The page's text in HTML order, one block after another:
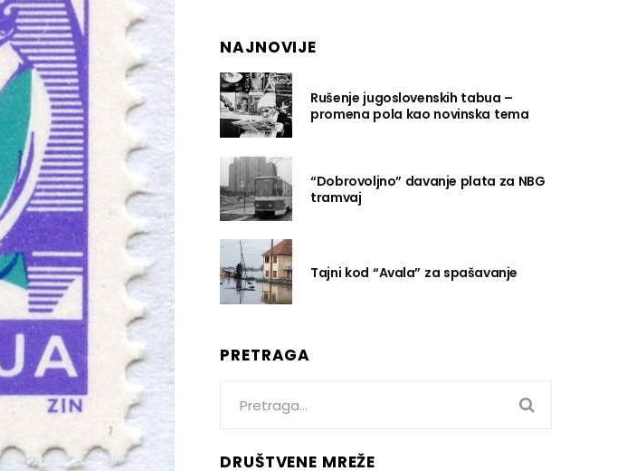
NAJNOVIJE
Rušenje jugoslovenskih tabua –
promena pola kao novinska tema
“Dobrovoljno” davanje plata za NBG
tramvaj
Tajni kod “Avala” za spašavanje
PRETRAGA
for:
DRUŠTVENE MREŽE